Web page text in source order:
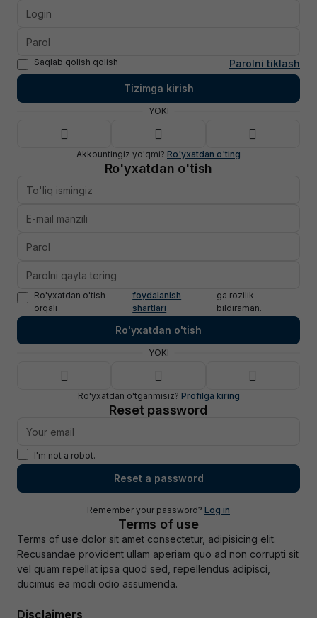
Saqlab qolish qolish Parolni tiklash
Tizimga kirish
YOKI
Akkountingiz yo'qmi? Ro'yxatdan o'ting
Ro'yxatdan o'tish
Ro'yxatdan o'tish
orqali
foydalanish
shartlari
ga rozilik
bildiraman.
Ro'yxatdan o'tish
YOKI
Ro'yxatdan o'tganmisiz? Profilga kiring
Reset password
I'm not a robot.
Reset a password
Remember your password? Log in
Terms of use
Terms of use dolor sit amet consectetur, adipisicing elit.
Recusandae provident ullam aperiam quo ad non corrupti sit
vel quam repellat ipsa quod sed, repellendus adipisci,
ducimus ea modi odio assumenda.
Disclaimers